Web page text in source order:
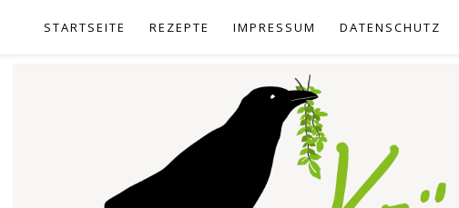
STARTSEITE REZEPTE IMPRESSUM DATENSCHUTZ